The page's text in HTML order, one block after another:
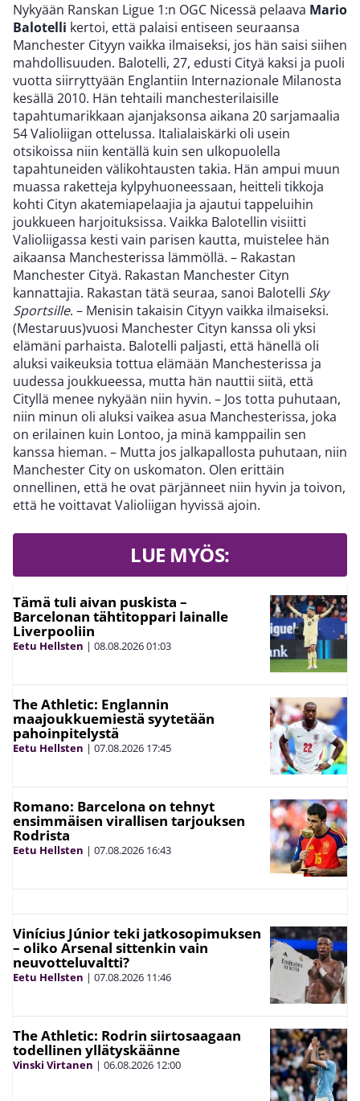
Nykyään Ranskan Ligue 1:n OGC Nicessä pelaava Mario
Balotelli kertoi, että palaisi entiseen seuraansa
Manchester Cityyn vaikka ilmaiseksi, jos hän saisi siihen
mahdollisuuden. Balotelli, 27, edusti Cityä kaksi ja puoli
vuotta siirryttyään Englantiin Internazionale Milanosta
kesällä 2010. Hän tehtaili manchesterilaisille
tapahtumarikkaan ajanjaksonsa aikana 20 sarjamaalia
54 Valioliigan ottelussa. Italialaiskärki oli usein
otsikoissa niin kentällä kuin sen ulkopuolella
tapahtuneiden välikohtausten takia. Hän ampui muun
muassa raketteja kylpyhuoneessaan, heitteli tikkoja
kohti Cityn akatemiapelaajia ja ajautui tappeluihin
joukkueen harjoituksissa. Vaikka Balotellin visiitti
Valioliigassa kesti vain parisen kautta, muistelee hän
aikaansa Manchesterissa lämmöllä. – Rakastan
Manchester Cityä. Rakastan Manchester Cityn
kannattajia. Rakastan tätä seuraa, sanoi Balotelli Sky
Sportsille. – Menisin takaisin Cityyn vaikka ilmaiseksi.
(Mestaruus)vuosi Manchester Cityn kanssa oli yksi
elämäni parhaista. Balotelli paljasti, että hänellä oli
aluksi vaikeuksia tottua elämään Manchesterissa ja
uudessa joukkueessa, mutta hän nauttii siitä, että
Cityllä menee nykyään niin hyvin. – Jos totta puhutaan,
niin minun oli aluksi vaikea asua Manchesterissa, joka
on erilainen kuin Lontoo, ja minä kamppailin sen
kanssa hieman. – Mutta jos jalkapallosta puhutaan, niin
Manchester City on uskomaton. Olen erittäin
onnellinen, että he ovat pärjänneet niin hyvin ja toivon,
että he voittavat Valioliigan hyvissä ajoin.
LUE MYÖS:
Tämä tuli aivan puskista –
Barcelonan tähtitoppari lainalle
Liverpooliin
Eetu Hellsten | 08.08.202601:03
The Athletic: Englannin
maajoukkuemiestä syytetään
pahoinpitelystä
Eetu Hellsten | 07.08.2026 17:45
Romano: Barcelona on tehnyt
ensimmäisen virallisen tarjouksen
Rodrista
Eetu Hellsten | 07.08.2026 16:43
Vinícius Júnior teki jatkosopimuksen
– oliko Arsenal sittenkin vain
neuvotteluvaltti?
Eetu Hellsten | 07.08.2026 11:46
The Athletic: Rodrin siirtosaagaan
todellinen yllätyskäänne
Vinski Virtanen | 06.08.2026 12:00